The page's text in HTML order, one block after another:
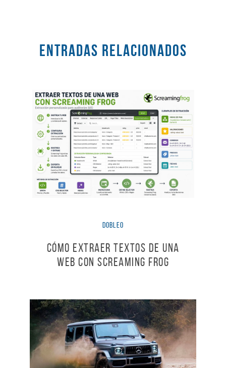
Entradas RELACIONADOS
dobleO
Cómo extraer textos de una
web con Screaming Frog